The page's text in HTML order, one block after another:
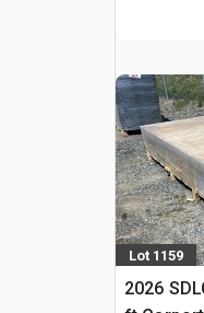
Lot 1159
2026